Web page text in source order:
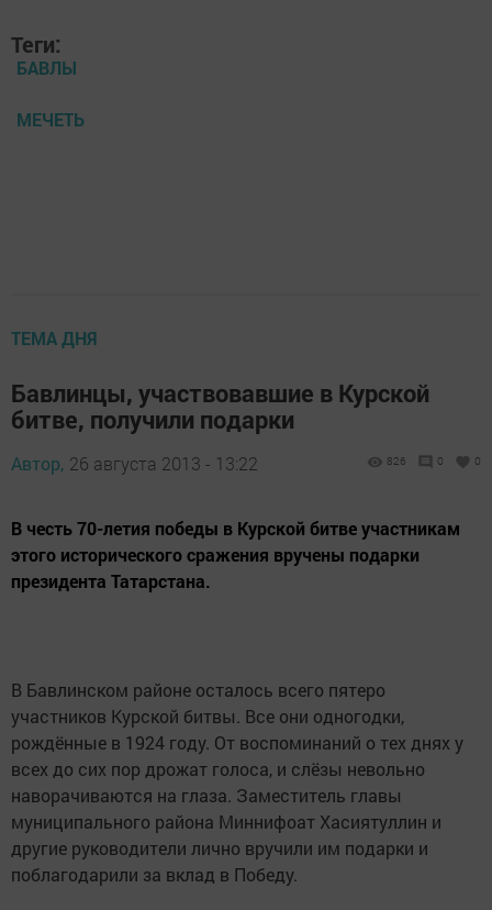
Теги:
БАВЛЫ
МЕЧЕТЬ
ТЕМА ДНЯ
Бавлинцы, участвовавшие в Курской
битве, получили подарки
Автор, 26 августа 2013 - 13:22 826 0 0
В честь 70-летия победы в Курской битве участникам
этого исторического сражения вручены подарки
президента Татарстана.
В Бавлинском районе осталось всего пятеро
участников Курской битвы. Все они одногодки,
рождённые в 1924 году. От воспоминаний о тех днях у
всех до сих пор дрожат голоса, и слёзы невольно
наворачиваются на глаза. Заместитель главы
муниципального района Миннифоат Хасиятуллин и
другие руководители лично вручили им подарки и
поблагодарили за вклад в Победу.